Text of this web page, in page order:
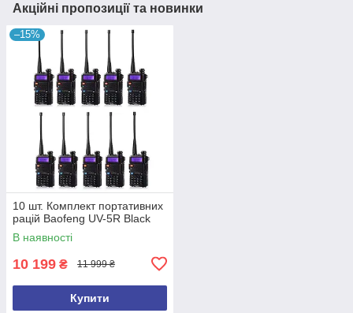
Акційні пропозиції та новинки
–15%
10 шт. Комплект портативних
рацій Baofeng UV-5R Black
В наявності
10 199 ₴ 11 999 ₴
Купити